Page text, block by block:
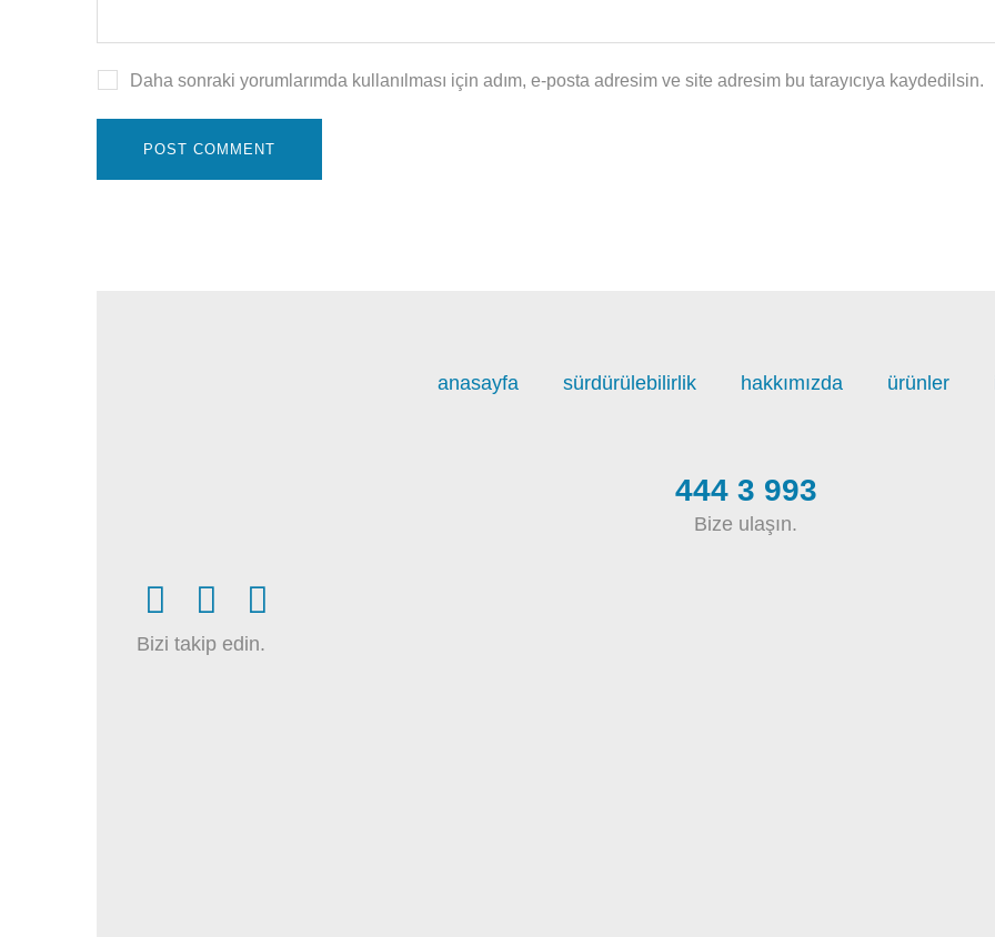
Daha sonraki yorumlarımda kullanılması için adım, e-posta adresim ve site adresim bu tarayıcıya kaydedilsin.
anasayfa sürdürülebilirlik hakkımızda ürünler
444 3 993
Bize ulaşın.
Bizi takip edin.